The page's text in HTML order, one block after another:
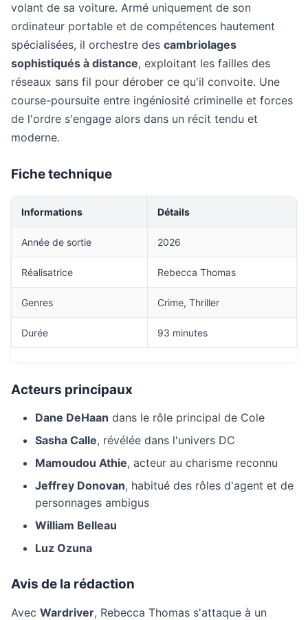
volant de sa voiture. Armé uniquement de son
ordinateur portable et de compétences hautement
spécialisées, il orchestre des cambriolages
sophistiqués à distance, exploitant les failles des
réseaux sans fil pour dérober ce qu'il convoite. Une
course-poursuite entre ingéniosité criminelle et forces
de l'ordre s'engage alors dans un récit tendu et
moderne.
Fiche technique
Informations Détails
Année de sortie 2026
Réalisatrice Rebecca Thomas
Genres Crime, Thriller
Durée 93 minutes
Acteurs principaux
Dane DeHaan dans le rôle principal de Cole
Sasha Calle, révélée dans l'univers DC
Mamoudou Athie, acteur au charisme reconnu
Jeffrey Donovan, habitué des rôles d'agent et de
personnages ambigus
William Belleau
Luz Ozuna
Avis de la rédaction
Avec Wardriver, Rebecca Thomas s'attaque à un